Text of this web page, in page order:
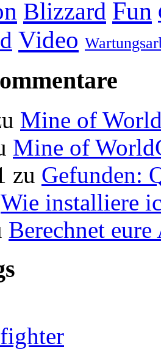
Blizzard Fun
Video
Mine of
Mine of
zu Gefunden:
Wie installiere
Berechnet